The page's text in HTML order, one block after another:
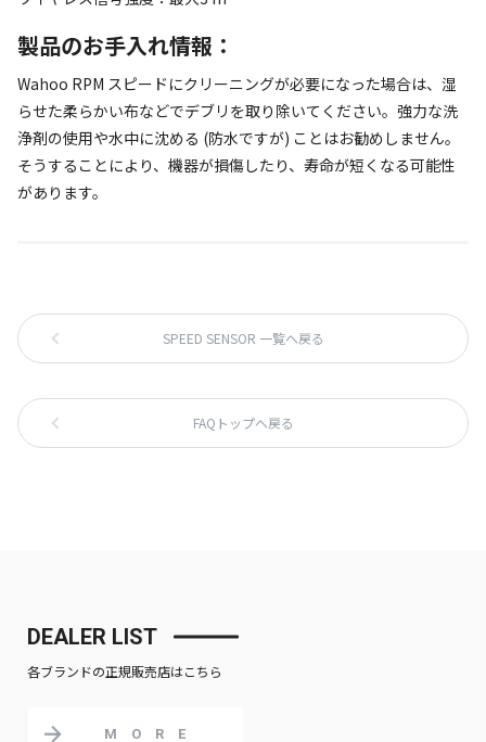
製品のお手入れ情報：
Wahoo RPM スピードにクリーニングが必要になった場合は、湿
らせた柔らかい布などでデブリを取り除いてください。強力な洗
浄剤の使用や水中に沈める (防水ですが) ことはお勧めしません。
そうすることにより、機器が損傷したり、寿命が短くなる可能性
があります。
SPEED SENSOR 一覧へ戻る
FAQトップへ戻る
DEALER LIST
各ブランドの正規販売店はこちら
MORE